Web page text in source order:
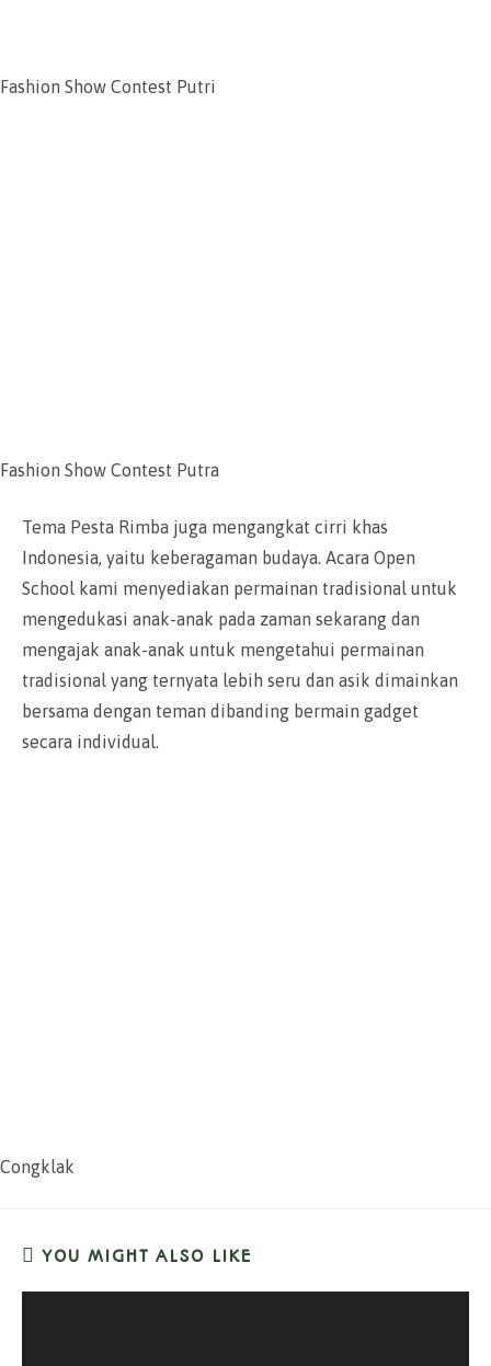
Fashion Show Contest Putri
Fashion Show Contest Putra
Tema Pesta Rimba juga mengangkat cirri khas
Indonesia, yaitu keberagaman budaya. Acara Open
School kami menyediakan permainan tradisional untuk
mengedukasi anak-anak pada zaman sekarang dan
mengajak anak-anak untuk mengetahui permainan
tradisional yang ternyata lebih seru dan asik dimainkan
bersama dengan teman dibanding bermain gadget
secara individual.
Congklak
YOU MIGHT ALSO LIKE